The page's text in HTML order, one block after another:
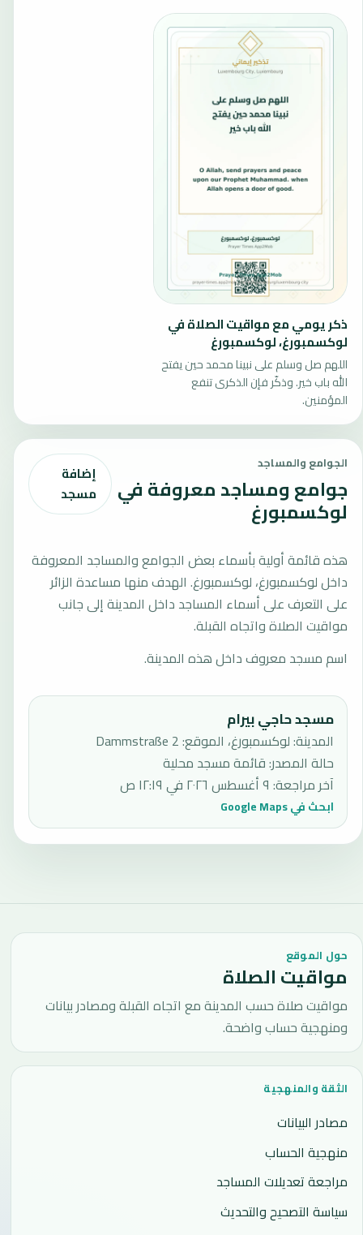
ذكر يومي مع مواقيت الصلاة في
لوكسمبورغ، لوكسمبورغ
اللهم صل وسلم على نبينا محمد حين يفتح
الله باب خير. وذكّر فإن الذكرى تنفع
المؤمنين.
الجوامع والمساجد
جوامع ومساجد معروفة في
لوكسمبورغ
إضافة
مسجد
هذه قائمة أولية بأسماء بعض الجوامع والمساجد المعروفة
داخل لوكسمبورغ، لوكسمبورغ. الهدف منها مساعدة الزائر
على التعرف على أسماء المساجد داخل المدينة إلى جانب
مواقيت الصلاة واتجاه القبلة.
اسم مسجد معروف داخل هذه المدينة.
مسجد حاجي بيرام
المدينة: لوكسمبورغ، الموقع: 2 Dammstraße
حالة المصدر:قائمة مسجد محلية
آخر مراجعة: ٩ أغسطس ٢٠٢٦ في ١٢:١٩ ص
ابحث في Google Maps
حول الموقع
مواقيت الصلاة
مواقيت صلاة حسب المدينة مع اتجاه القبلة ومصادر بيانات
ومنهجية حساب واضحة.
الثقة والمنهجية
مصادر البيانات
منهجية الحساب
مراجعة تعديلات المساجد
سياسة التصحيح والتحديث